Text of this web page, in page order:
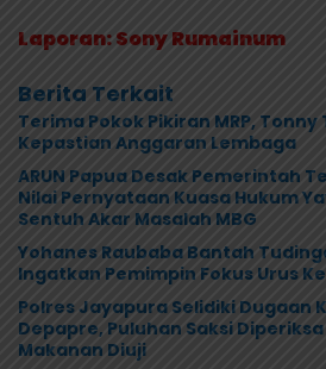
Laporan: Sony Rumainum
Berita Terkait
Terima Pokok Pikiran MRP,
Kepastian Anggaran Lembaga
ARUN Papua Desak Pemerintah
Nilai Pernyataan Kuasa Hukum
Sentuh Akar Masalah MBG
Yohanes Raubaba Bantah
Ingatkan Pemimpin Fokus Urus
Polres Jayapura Selidiki Dugaan
Depapre, Puluhan Saksi
Makanan Diuji